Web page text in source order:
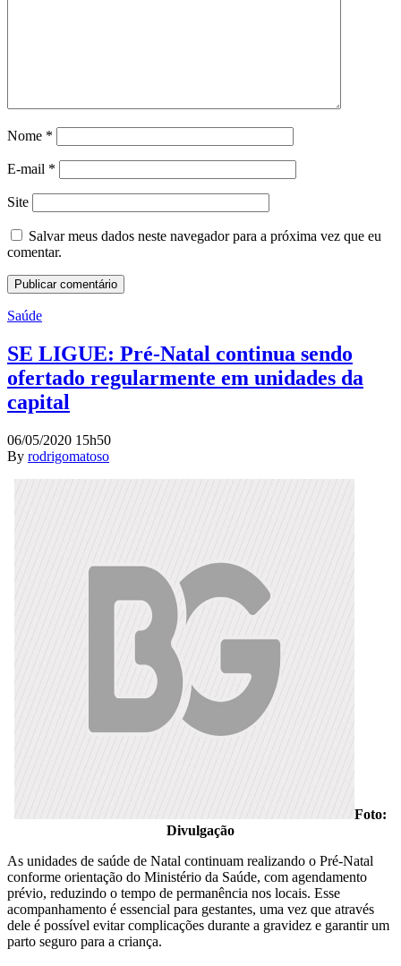
Nome *
E-mail *
Site
Salvar meus dados neste navegador para a próxima vez que eu
comentar.
Saúde
SE LIGUE: Pré-Natal continua sendo
ofertado regularmente em unidades da
capital
06/05/2020 15h50
By rodrigomatoso
Foto:
Divulgação
As unidades de saúde de Natal continuam realizando o Pré-Natal
conforme orientação do Ministério da Saúde, com agendamento
prévio, reduzindo o tempo de permanência nos locais. Esse
acompanhamento é essencial para gestantes, uma vez que através
dele é possível evitar complicações durante a gravidez e garantir um
parto seguro para a criança.